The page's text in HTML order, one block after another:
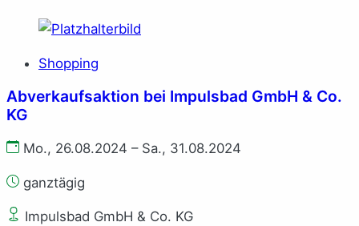
Shopping
Abverkaufsaktion bei Impulsbad GmbH & Co.
KG
Mo., 26.08.2024 – Sa., 31.08.2024
ganztägig
Impulsbad GmbH & Co. KG